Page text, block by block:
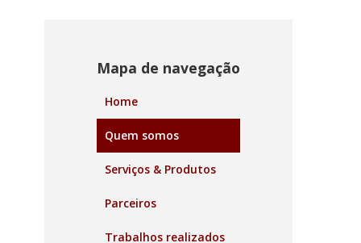
Mapa de navegação
Home
Quem somos
Serviços & Produtos
Parceiros
Trabalhos realizados